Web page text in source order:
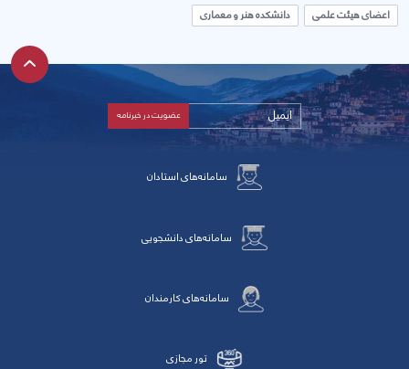
اعضای هیئت علمی دانشکده هنر و معماری
سامانه‌های استادان
سامانه‌های دانشجویی
سامانه‌های کارمندان
تور مجازی